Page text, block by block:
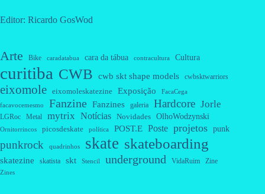
Editor: Ricardo GosWod
Arte Bike caradatabua cara da tábua contracultura Cultura
curitiba CWB cwb skt shape models cwbsktwarriors
eixomole eixomoleskatezine Exposição FacaCega
facavocemesmo Fanzine Fanzines galeria Hardcore Jorle
LGRoc Metal mytrix Notícias Novidades OlhoWodzynski
Ornitorrincos picosdeskate política POST.E Poste projetos punk
punkrock quadrinhos skate skateboarding
skatezine skatista skt Stencil underground VidaRuim Zine
Zines